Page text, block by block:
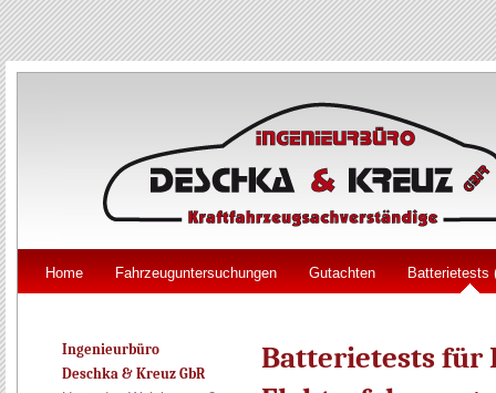
Home Fahrzeuguntersuchungen Gutachten Batterietests
Ingenieurbüro
Deschka & Kreuz GbR
Batterietests für